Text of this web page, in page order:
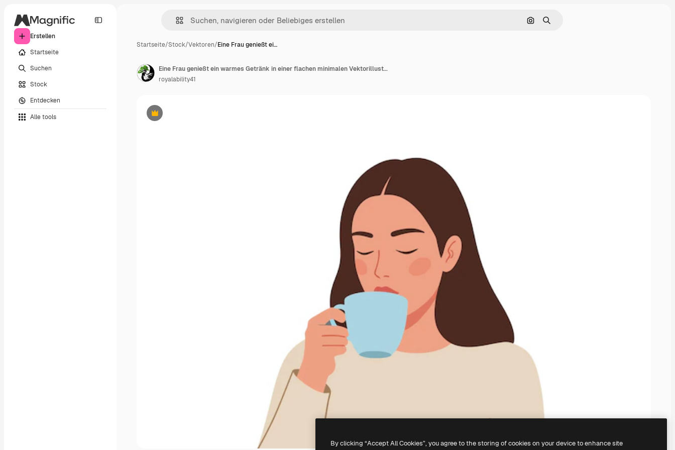
Erstellen
Startseite
Suchen
Stock
Entdecken
Alle tools
Nach Bild suchen
Suchen
Startseite/Stock/Vektoren/Eine Frau genießt ei…
Premium
Eine Frau genießt ein warmes Getränk in einer flachen minimalen Vektorillustration
royalability41
By clicking “Accept All Cookies”, you agree to the storing of cookies on your device to enhance site